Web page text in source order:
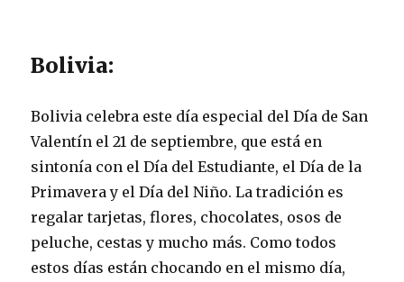
Bolivia:
Bolivia celebra este día especial del Día de San
Valentín el 21 de septiembre, que está en
sintonía con el Día del Estudiante, el Día de la
Primavera y el Día del Niño. La tradición es
regalar tarjetas, flores, chocolates, osos de
peluche, cestas y mucho más. Como todos
estos días están chocando en el mismo día,